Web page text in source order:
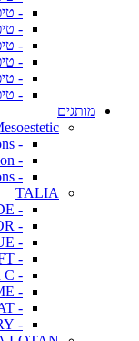
-
-
-
-
-
-
מותגים
- Global Antiaging Solutions
- Photoprotection Solution
- Sensitive Skin Solutions
TALIA
- BHA / NIACINAMIDE
- ESSENCE / EXPOLIATOR
- FLORAL RESCUE
- LOTUS LIFT
- Multivitamin C
- NARCISSUS SUPREME
- NATURAL DEEPTREAT
- ROSE RECOVERY